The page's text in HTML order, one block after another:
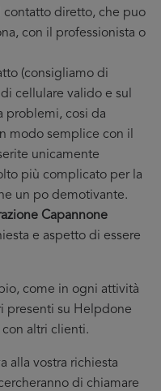
contatto diretto, che puo
con il professionista o
(consigliamo di
cellulare valido e sul
problemi, cosi da
modo semplice con il
unicamente
più complicato per la
un po demotivante.
Capannone
e aspetto di essere
come in ogni attività
presenti su Helpdone
con altri clienti.
alla vostra richiesta
di chiamare